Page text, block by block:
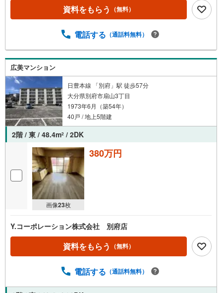
資料をもらう （無料）
電話する （通話料無料）
広美マンション
日豊本線 「別府」駅 徒歩57分
大分県別府市扇山3丁目
1973年6月（築54年）
40戸 / 地上5階建
2階 / 東 / 48.4m2 / 2DK
画像23枚
380万円
Y.コーポレーション株式会社 別府店
資料をもらう （無料）
電話する （通話料無料）